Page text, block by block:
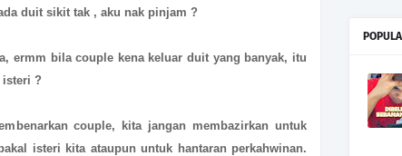
duit sikit tak , aku nak pinjam ?
ermm bila couple kena keluar duit yang banyak, itu
isteri ?
couple, kita jangan membazirkan untuk
isteri kita ataupun untuk hantaran perkahwinan.